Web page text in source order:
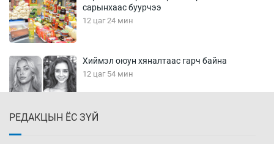
сарынхаас буурчээ
12 цаг 24 мин
Хиймэл оюун хяналтаас гарч байна
12 цаг 54 мин
РЕДАКЦЫН ЁС ЗҮЙ